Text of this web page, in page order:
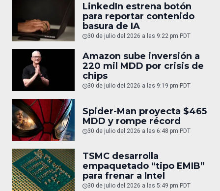
LinkedIn estrena botón
para reportar contenido
basura de IA
30 de julio del 2026 a las 9:22 pm PDT
Amazon sube inversión a
220 mil MDD por crisis de
chips
30 de julio del 2026 a las 9:19 pm PDT
Spider-Man proyecta $465
MDD y rompe récord
30 de julio del 2026 a las 6:48 pm PDT
TSMC desarrolla
empaquetado “tipo EMIB”
para frenar a Intel
30 de julio del 2026 a las 5:49 pm PDT